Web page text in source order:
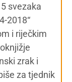
svezaka
2018“
i riječkim
zrak i
za tjednik